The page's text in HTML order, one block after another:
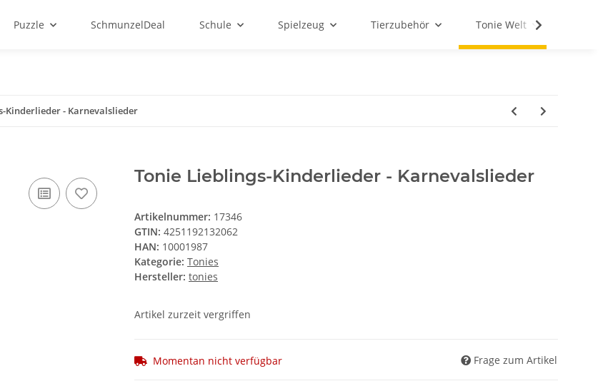
Puzzle SchmunzelDeal Schule Spielzeug Tierzubehör Tonie Welt
Kinderlieder - Karnevalslieder
Tonie Lieblings-Kinderlieder - Karnevalslieder
Artikelnummer: 17346
GTIN: 4251192132062
HAN: 10001987
Kategorie: Tonies
Hersteller: tonies
Artikel zurzeit vergriffen
Momentan nicht verfügbar Frage zum Artikel